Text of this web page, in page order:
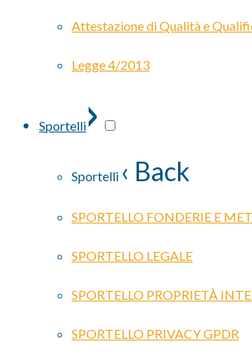
Attestazione di Qualità e
Legge 4/2013
Sportelli›
Sportelli ‹ Back
SPORTELLO FONDERIE E
SPORTELLO LEGALE
SPORTELLO PROPRIETÀ
SPORTELLO PRIVACY GPDR